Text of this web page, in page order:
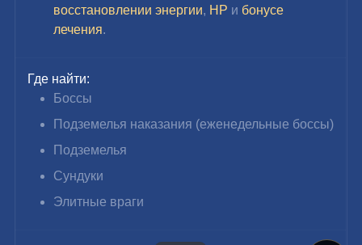
восстановлении энергии, HP и бонусе
лечения.
Где найти:
Боссы
Подземелья наказания (еженедельные боссы)
Подземелья
Сундуки
Элитные враги